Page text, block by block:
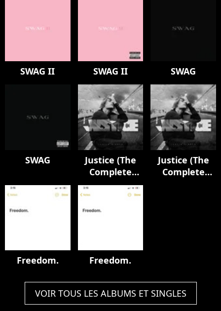
SWAG II SWAG II SWAG
SWAG
Justice (The
Complete
Edition)
Justice (The
Complete
Freedom. Freedom.
VOIR TOUS LES ALBUMS ET SINGLES